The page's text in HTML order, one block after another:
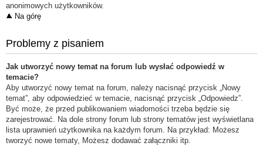
anonimowych użytkowników.
Na górę
Problemy z pisaniem
Jak utworzyć nowy temat na forum lub wysłać odpowiedź w
temacie?
Aby utworzyć nowy temat na forum, należy nacisnąć przycisk „Nowy
temat”, aby odpowiedzieć w temacie, nacisnąć przycisk „Odpowiedz”.
Być może, że przed publikowaniem wiadomości trzeba będzie się
zarejestrować. Na dole strony forum lub strony tematów jest wyświetlana
lista uprawnień użytkownika na każdym forum. Na przykład: Możesz
tworzyć nowe tematy, Możesz dodawać załączniki itp.